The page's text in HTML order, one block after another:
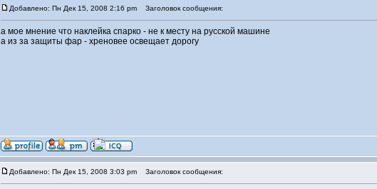
Добавлено: Пн Дек 15, 2008 2:16 pm Заголовок сообщения:
а мое мнение что наклейка спарко - не к месту на русской машине
а из за защиты фар - хреновее освещает дорогу
Добавлено: Пн Дек 15, 2008 3:03 pm Заголовок сообщения: